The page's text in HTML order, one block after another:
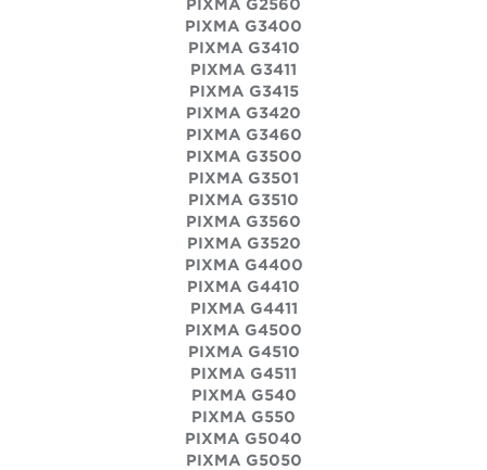
PIXMA G2560
PIXMA G3400
PIXMA G3410
PIXMA G3411
PIXMA G3415
PIXMA G3420
PIXMA G3460
PIXMA G3500
PIXMA G3501
PIXMA G3510
PIXMA G3560
PIXMA G3520
PIXMA G4400
PIXMA G4410
PIXMA G4411
PIXMA G4500
PIXMA G4510
PIXMA G4511
PIXMA G540
PIXMA G550
PIXMA G5040
PIXMA G5050